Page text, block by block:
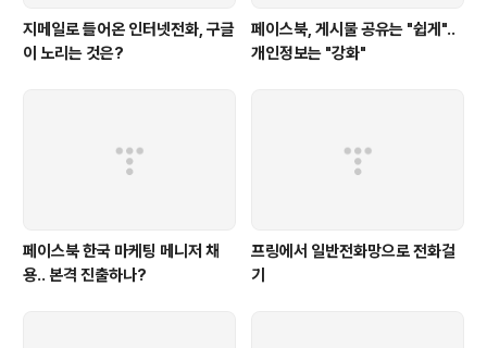
지메일로 들어온 인터넷전화, 구글
이 노리는 것은?
페이스북, 게시물 공유는 "쉽게"..
개인정보는 "강화"
페이스북 한국 마케팅 메니저 채
용.. 본격 진출하나?
프링에서 일반전화망으로 전화걸
기